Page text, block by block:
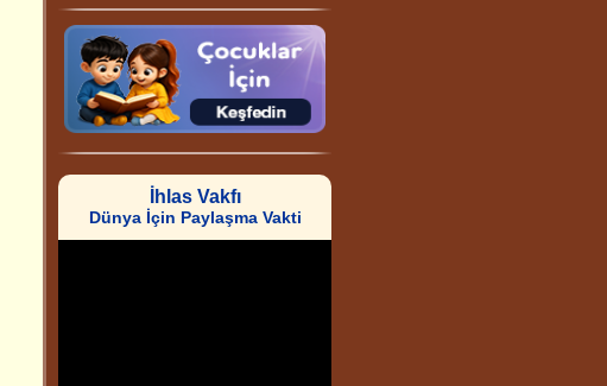
İhlas Vakfı
Dünya İçin Paylaşma Vakti